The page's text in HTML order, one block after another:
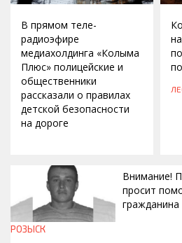
В прямом теле-
радиоэфире
медиахолдинга «Колыма
Плюс» полицейские и
общественники
рассказали о правилах
детской безопасности
на дороге
Внимание!
просит
гражданина
РОЗЫСК